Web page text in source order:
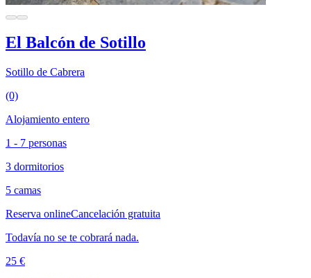
El Balcón de Sotillo
Sotillo de Cabrera
(0)
Alojamiento entero
1 - 7 personas
3 dormitorios
5 camas
Reserva onlineCancelación gratuita
Todavía no se te cobrará nada.
25 €